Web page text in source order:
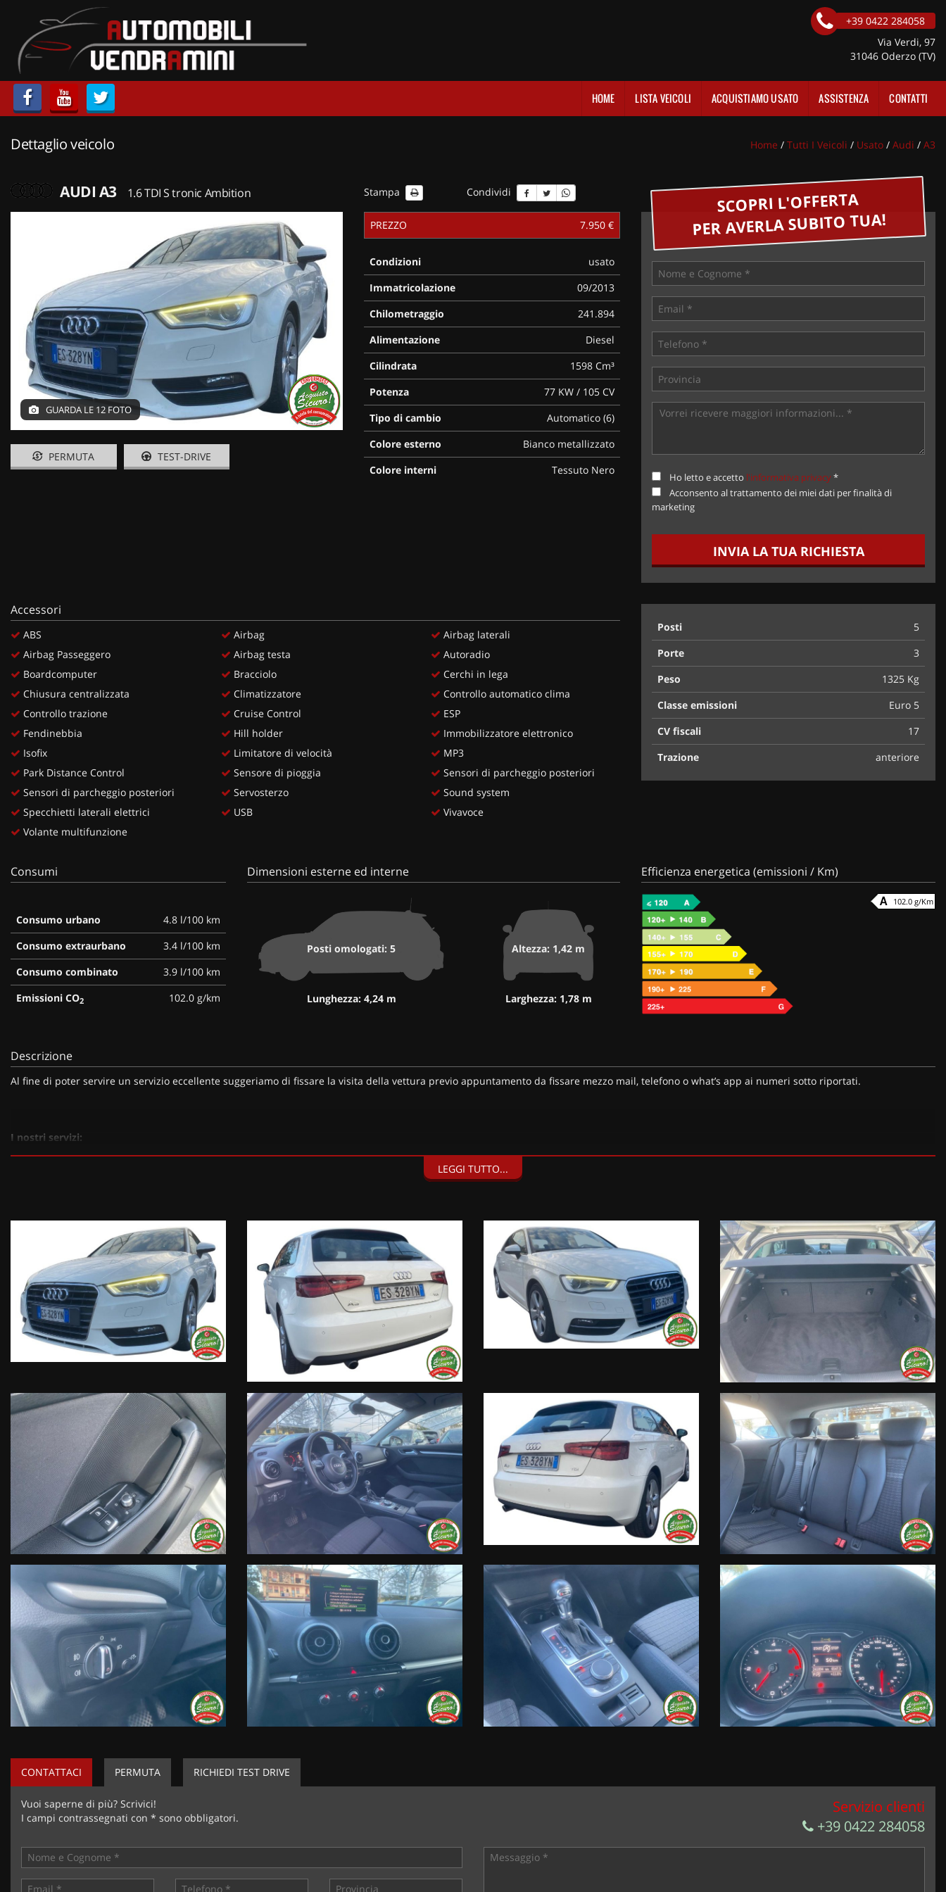
LISTA VEICOLI
ACQUISTIAMO USATO
ASSISTENZA
CONTATTI
+39 0422 284058
Via Verdi, 97
31046 Oderzo (TV)
HOME LISTA VEICOLI ACQUISTIAMO USATO ASSISTENZA CONTATTI
Dettaglio veicolo Home / Tutti I Veicoli / Usato / Audi / A3
AUDI A3 1.6 TDI S tronic Ambition Stampa Condividi
GUARDA LE 12 FOTO
PERMUTA TEST-DRIVE
PREZZO 7.950 €
Condizioni
usato
Immatricolazione
09/2013
Chilometraggio
241.894
Alimentazione
Diesel
Cilindrata
1598 Cm³
Potenza
77 KW / 105 CV
Tipo di cambio
Automatico (6)
Colore esterno
Bianco metallizzato
Colore interni
Tessuto Nero
SCOPRI L'OFFERTA
PER AVERLA SUBITO TUA!
Ho letto e accetto l'informativa privacy*
Acconsento al trattamento dei miei dati per finalità di
marketing
INVIA LA TUA RICHIESTA
Accessori
ABS
Airbag Passeggero
Boardcomputer
Chiusura centralizzata
Controllo trazione
Fendinebbia
Isofix
Park Distance Control
Sensori di parcheggio posteriori
Specchietti laterali elettrici
Volante multifunzione
Airbag
Airbag testa
Bracciolo
Climatizzatore
Cruise Control
Hill holder
Limitatore di velocità
Sensore di pioggia
Servosterzo
USB
Airbag laterali
Autoradio
Cerchi in lega
Controllo automatico clima
ESP
Immobilizzatore elettronico
MP3
Sensori di parcheggio posteriori
Sound system
Vivavoce
Posti
5
Porte
3
Peso
1325 Kg
Classe emissioni
Euro 5
CV fiscali
17
Trazione
anteriore
Consumi
Consumo urbano
4.8 l/100 km
Consumo extraurbano
3.4 l/100 km
Consumo combinato
3.9 l/100 km
Emissioni CO2 102.0 g/km
Dimensioni esterne ed interne
Posti omologati: 5
Lunghezza: 4,24 m
Altezza: 1,42 m
Larghezza: 1,78 m
Efficienza energetica (emissioni / Km)
102.0 g/Km
Descrizione
Al fine di poter servire un servizio eccellente suggeriamo di fissare la visita della vettura previo appuntamento da fissare mezzo mail, telefono o what’s app ai numeri sotto riportati.
I nostri servizi:
• Garanzia estendibile fino a 60 mesi.
Segui Automobili Vendraminie leggi le recensioni che descrivono l’esperienza dei nostri clienti:
• Sul nostro sito ufficiale www.automobilivendramini.it dove potrai trovare l’intero parco auto aggiornato, maggiori foto e info per ogni singola vettura, i nostri servizi e la nostra storia.
• Sulla nostra pagina Facebook
• Sulla nostra pagina Instagram
• Sul nostro profilo Google Business
Live Chat Whatsapp:
+ 39 347 2621925 Orari Dal lunedì al venerdi 08:3012:00 – 14:30/19:30 Sabato 8:30 12:30 14.30 18.30
• Si precisa che le informazioni contenute negli annunci online e nel proprio sito web sono state compilate con cura affinché siano il più complete e precise; tuttavia possono contenere errori e
omissioni. Si declina ogni responsabilità per eventuali involontarie incongruenze che non rappresentano un impegno contrattuale.
LEGGI TUTTO...
CONTATTACI PERMUTA RICHIEDI TEST DRIVE
Vuoi saperne di più? Scrivici!
I campi contrassegnati con * sono obbligatori.
Servizio clienti
+39 0422 284058